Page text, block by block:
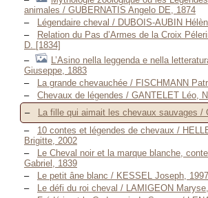
animales / GUBERNATIS Angelo DE, 1874
Légendaire cheval / DUBOIS-AUBIN
Relation du Pas d’Armes de la Croix
D. [1834]
L’Asino nella leggenda e nella
Giuseppe, 1883
La grande chevauchée / FISCHMANN
Chevaux de légendes / GANTELET Léo,
La fille qui aimait les chevaux sauvages /
10 contes et légendes de chevaux /
Brigitte, 2002
Le Cheval noir et la marque blanche,
Gabriel, 1839
Le petit âne blanc / KESSEL Joseph, 1997
Le défi du roi cheval / LAMIGEON